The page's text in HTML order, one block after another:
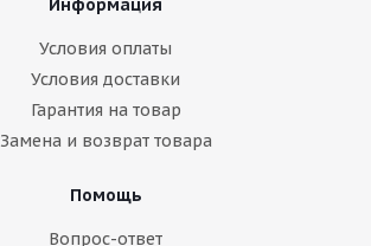
Информация
Условия оплаты
Условия доставки
Гарантия на товар
Замена и возврат товара
Помощь
Вопрос-ответ